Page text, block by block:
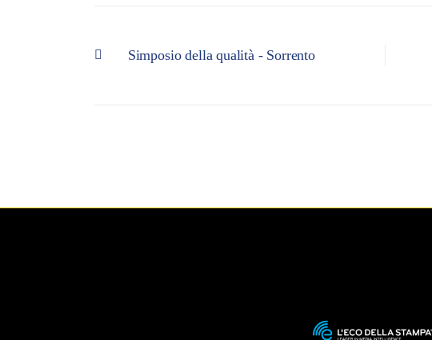
Simposio della qualità - Sorrento